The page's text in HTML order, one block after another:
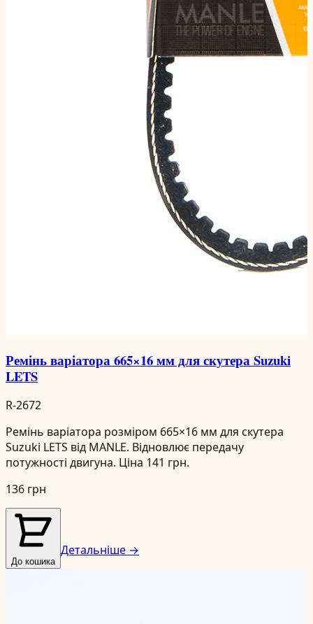
Ремінь варіатора 665×16 мм для скутера Suzuki
LETS
R-2672
Ремінь варіатора розміром 665×16 мм для скутера
Suzuki LETS від MANLE. Відновлює передачу
потужності двигуна. Ціна 141 грн.
136 грн
До кошика
Детальніше →